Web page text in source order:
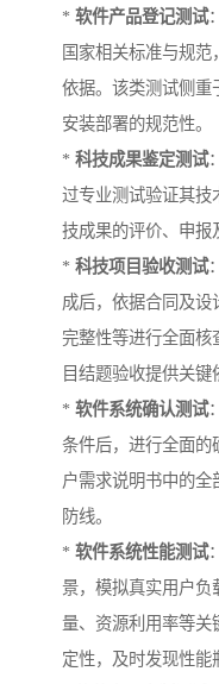
* 软件产品登记测试
国家相关标准与规
依据。该类测试侧重
安装部署的规范性。
* 科技成果鉴定测试
过专业测试验证其技
技成果的评价、申报
* 科技项目验收测试
成后，依据合同及设
完整性等进行全面核
目结题验收提供关键
* 软件系统确认测试
条件后，进行全面的
户需求说明书中的全
防线。
* 软件系统性能测试
景，模拟真实用户负
量、资源利用率等关
定性，及时发现性能